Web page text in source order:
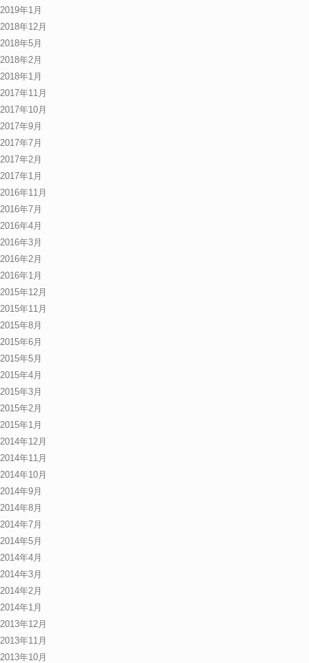
2019年1月
2018年12月
2018年5月
2018年2月
2018年1月
2017年11月
2017年10月
2017年9月
2017年7月
2017年2月
2017年1月
2016年11月
2016年7月
2016年4月
2016年3月
2016年2月
2016年1月
2015年12月
2015年11月
2015年8月
2015年6月
2015年5月
2015年4月
2015年3月
2015年2月
2015年1月
2014年12月
2014年11月
2014年10月
2014年9月
2014年8月
2014年7月
2014年5月
2014年4月
2014年3月
2014年2月
2014年1月
2013年12月
2013年11月
2013年10月